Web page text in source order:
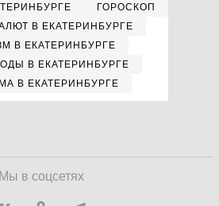
ГОРОСКОП
В ЕКАТЕРИНБУРГЕ
В ЕКАТЕРИНБУРГЕ
В ЕКАТЕРИНБУРГЕ
В ЕКАТЕРИНБУРГЕ
Мы в соцсетях